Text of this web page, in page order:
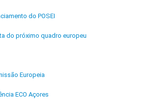
do POSEI
do próximo quadro europeu
Europeia
ECO Açores